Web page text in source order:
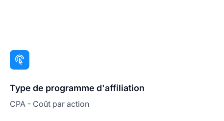
Type de programme d'affiliation
CPA - Coût par action